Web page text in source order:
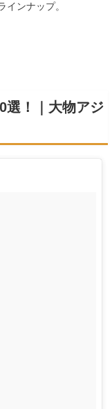
ンナップ。
選！｜大物アジ